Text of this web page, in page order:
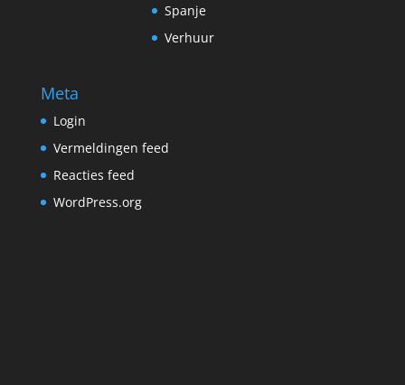
Spanje
Verhuur
Meta
Login
Vermeldingen feed
Reacties feed
WordPress.org